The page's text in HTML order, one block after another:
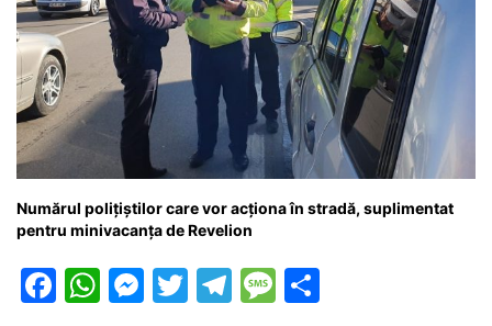
Numărul polițiștilor care vor acționa în stradă, suplimentat
pentru minivacanța de Revelion
F
W M T
T
M